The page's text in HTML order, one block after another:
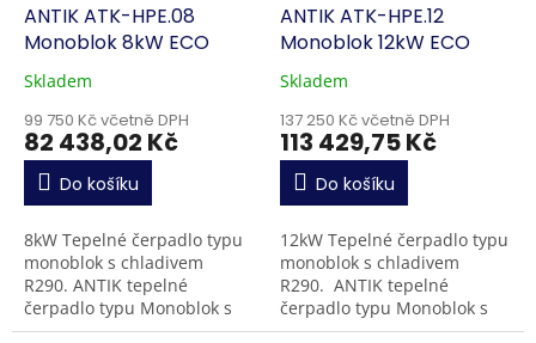
ANTIK ATK-HPE.08
Monoblok 8kW ECO
Skladem
99 750 Kč včetně DPH
82 438,02 Kč
Do košíku
8kW Tepelné čerpadlo typu
monoblok s chladivem
R290. ANTIK tepelné
čerpadlo typu Monoblok s
integrovaným oběhovým
ANTIK ATK-HPE.12
Monoblok 12kW ECO
Skladem
137 250 Kč včetně DPH
113 429,75 Kč
Do košíku
12kW Tepelné čerpadlo typu
monoblok s chladivem
R290. ANTIK tepelné
čerpadlo typu Monoblok s
integrovaným oběhovým